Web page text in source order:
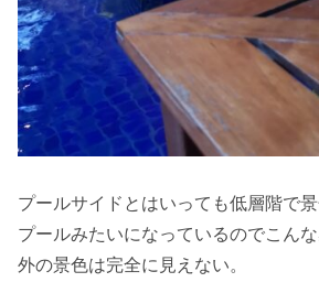
プールサイドとはいっても低層階で
プールみたいになっているのでこんな
外の景色は完全に見えない。